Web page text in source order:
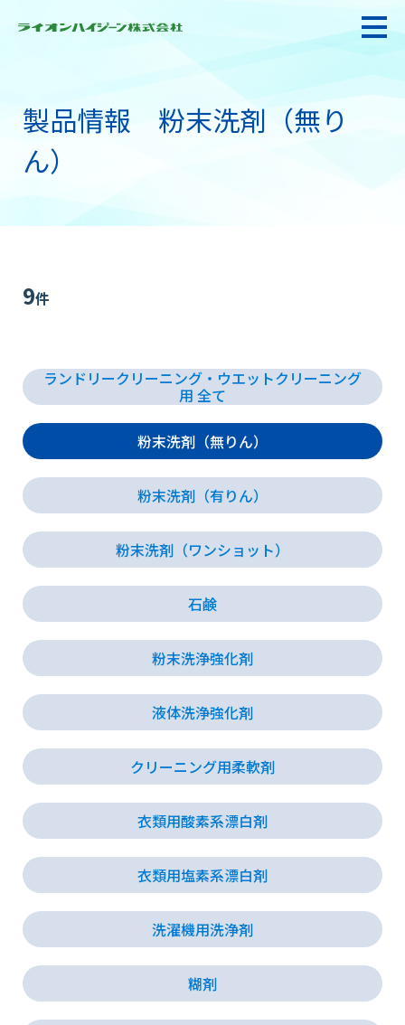
私たちの強み・使命
衛生サービス
採用情報
各種問い合わせ
SDSダウンロード
オンラインストア
製品情報 粉末洗剤（無り
ん）
9件
ランドリークリーニング・ウエットクリーニング
用 全て
粉末洗剤（無りん）
粉末洗剤（有りん）
粉末洗剤（ワンショット）
石鹸
粉末洗浄強化剤
液体洗浄強化剤
クリーニング用柔軟剤
衣類用酸素系漂白剤
衣類用塩素系漂白剤
洗濯機用洗浄剤
糊剤